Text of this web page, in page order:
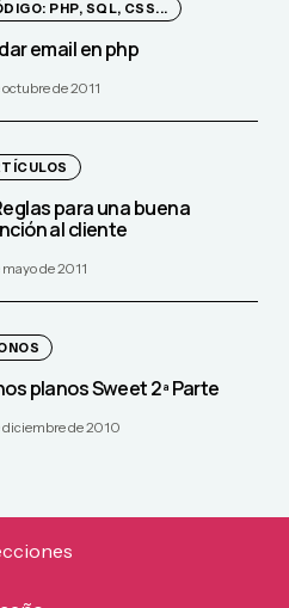
PHP, SQL, CSS...
email en php
octubre de 2011
para una buena
al cliente
mayo de 2011
planos Sweet 2ª Parte
diciembre de 2010